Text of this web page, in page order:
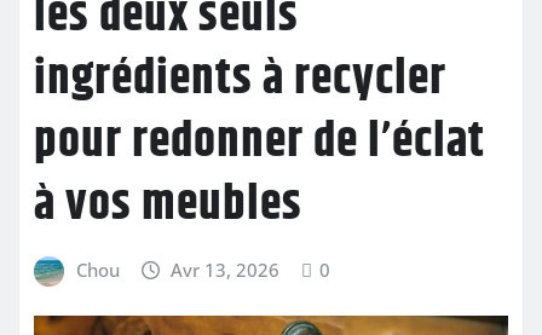
les deux seuls
ingrédients à recycler
pour redonner de l’éclat
à vos meubles
Chou Avr 13, 2026 0